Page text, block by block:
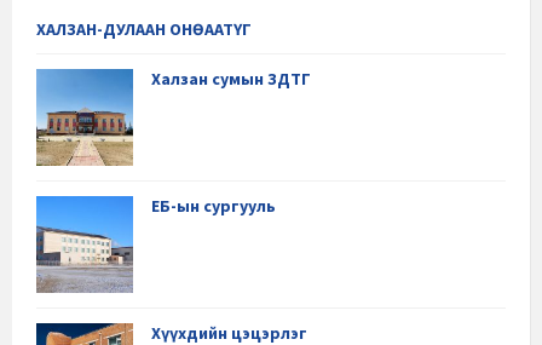
ХАЛЗАН-ДУЛААН ОНӨААТҮГ
Халзан сумын ЗДТГ
ЕБ-ын сургууль
Хүүхдийн цэцэрлэг